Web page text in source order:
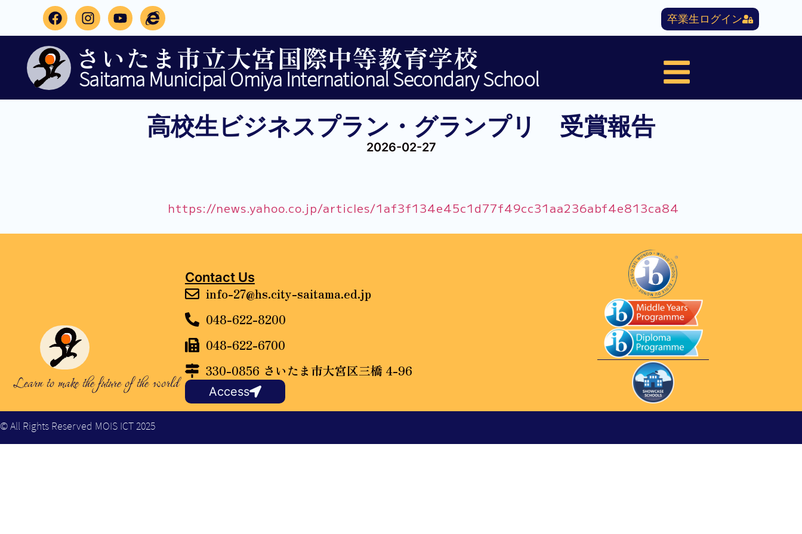
さいたま市立大宮国際中等教育学校
Saitama Municipal Omiya International Secondary School
卒業生ログイン
高校生ビジネスプラン・グランプリ 受賞報告
2026-02-27
https://news.yahoo.co.jp/articles/1af3f134e45c1d77f49cc31aa236abf4e813ca84
Learn to make the future of the world
Contact Us
info-27@hs.city-saitama.ed.jp
048-622-8200
048-622-6700
330-0856 さいたま市大宮区三橋 4-96
Access
© All Rights Reserved MOIS ICT 2025